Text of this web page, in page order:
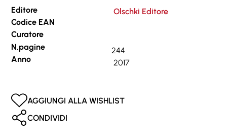
Editore
Olschki Editore
Codice EAN
Curatore
N.pagine
244
Anno
2017
AGGIUNGI ALLA WISHLIST
CONDIVIDI